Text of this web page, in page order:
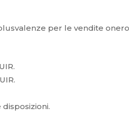
per le vendite